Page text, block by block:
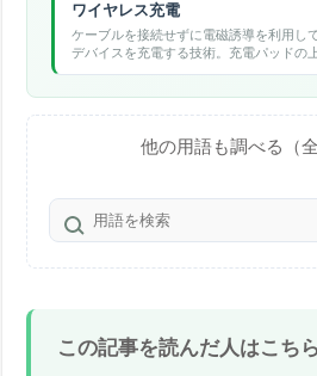
ワイヤレス充電
ケーブルを接続せずに電磁誘導を利用し
デバイスを充電する技術。充電パッドの
電が始まる。
他の用語も調べる（全
この記事を読んだ人はこち